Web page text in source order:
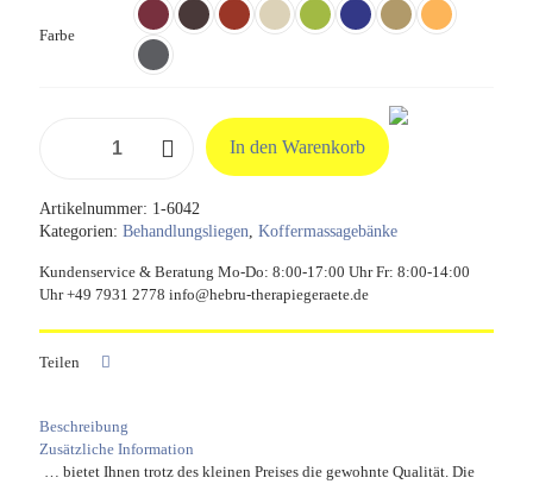
Farbe
Set'
Menge
In den Warenkorb
Artikelnummer: 1-6042
Kategorien: Behandlungsliegen, Koffermassagebänke
Kundenservice & Beratung Mo-Do: 8:00-17:00 Uhr Fr: 8:00-14:00
Uhr +49 7931 2778 info@hebru-therapiegeraete.de
Teilen
Beschreibung
Zusätzliche Information
… bietet Ihnen trotz des kleinen Preises die gewohnte Qualität. Die